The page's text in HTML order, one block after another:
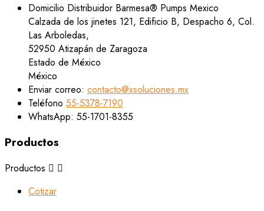
Domicilio Distribuidor Barmesa® Pumps Mexico
Calzada de los jinetes 121, Edificio B, Despacho 6, Col.
Las Arboledas,
52950 Atizapán de Zaragoza
Estado de México
México
Enviar correo: contacto@xsoluciones.mx
Teléfono 55-5378-7190
WhatsApp: 55-1701-8355
Productos
Productos  
Cotizar